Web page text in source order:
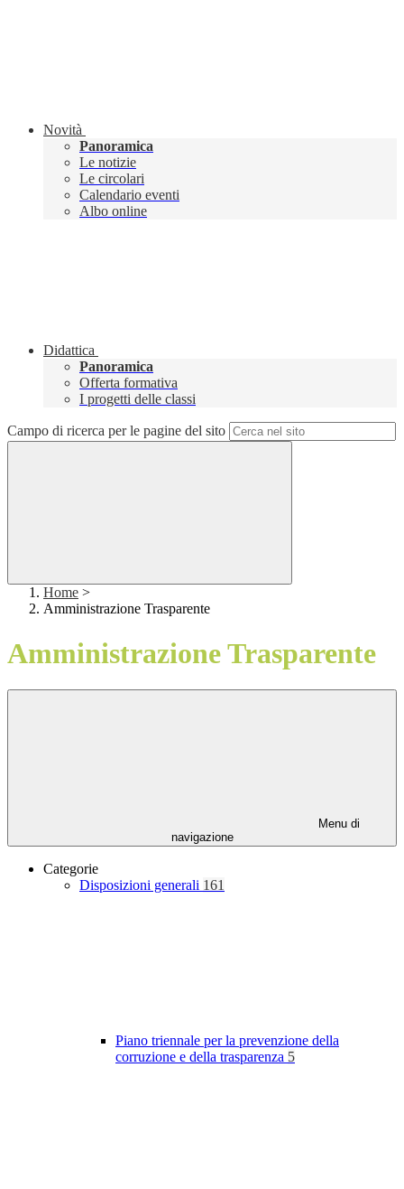
Novità
Panoramica
Le notizie
Le circolari
Calendario eventi
Albo online
Didattica
Panoramica
Offerta formativa
I progetti delle classi
Campo di ricerca per le pagine del sito
Home >
Amministrazione Trasparente
Amministrazione Trasparente
Menu di
navigazione
Categorie
Disposizioni generali 161
Piano triennale per la prevenzione della
corruzione e della trasparenza 5